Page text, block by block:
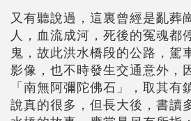
又有聽說過，這裏曾經是亂葬
人，血流成河，死後的冤魂都
鬼，故此洪水橋段的公路，駕
影像，也不時發生交通意外，
「南無阿彌陀佛石」，取其有
說真的很多，但長大後，書讀